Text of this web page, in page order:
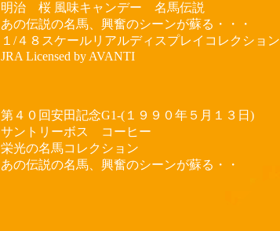
明治 桜 風味キャンデー 名馬伝説
あの伝説の名馬、興奮のシーンが蘇る・・・
１/４８スケールリアルディスプレイコレクション
JRA Licensed by AVANTI
第４０回安田記念G1-(１９９０年５月１３日)
サントリーボス コーヒー
栄光の名馬コレクション
あの伝説の名馬、興奮のシーンが蘇る・・